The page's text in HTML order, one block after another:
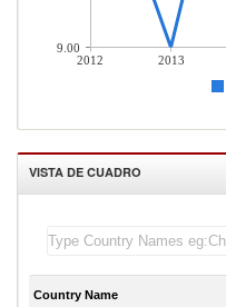
2012 2013
9.00
VISTA DE CUADRO
Country Name